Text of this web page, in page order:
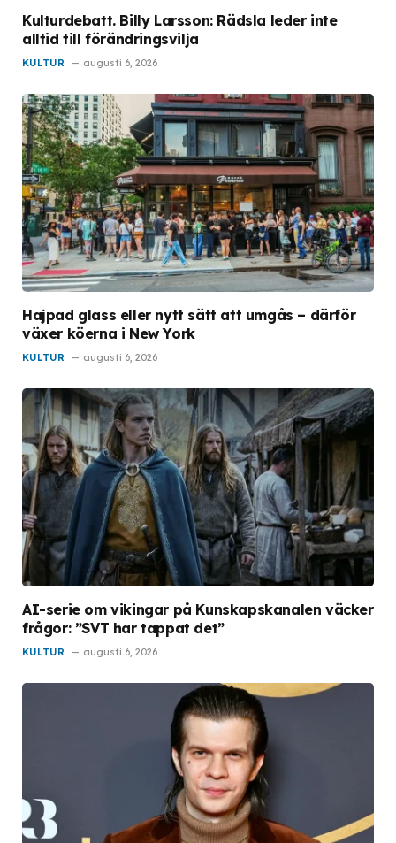
Kulturdebatt. Billy Larsson: Rädsla leder inte
alltid till förändringsvilja
KULTUR augusti 6, 2026
Hajpad glass eller nytt sätt att umgås – därför
växer köerna i New York
KULTUR augusti 6, 2026
AI-serie om vikingar på Kunskapskanalen väcker
frågor: ”SVT har tappat det”
KULTUR augusti 6, 2026